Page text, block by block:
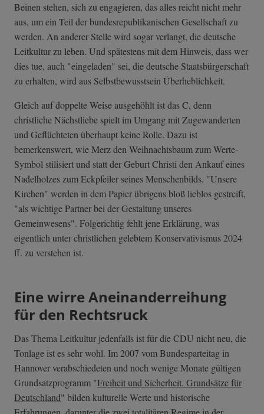
Beinen stehen, sich zu engagieren, das alles reicht nicht mehr
aus, um ein Teil der bundesrepublikanischen Gesellschaft zu
werden. An anderer Stelle wird sogar verlangt, die deutsche
Leitkultur zu leben. Und spätestens mit dem Hinweis, dass wer
dies tue, auch "eingeladen" sei, die deutsche Staatsbürgerschaft
zu erhalten, wird aus Selbstbewusstsein Überheblichkeit.
Gleich auf doppelte Weise ausgehöhlt ist das C, denn
christliche Nächstliebe spielt im Umgang mit Zugewanderten
und Geflüchteten überhaupt keine Rolle. Dazu ist
bemerkenswert, wie Merz den Weihnachtsbaum zum Werte-
Symbol stilisiert und statt der Geburt Christi den Ankauf eines
Nadelholzes zum Eckpfeiler seines Menschenbilds. "Unsere
Kirchen" werden in dem Papier übrigens bloß lieblos gestreift,
"als wichtige Partner bei der Gestaltung unseres
Gemeinwesens". Folgerichtig fehlt jene Erklärung, was
eigentlich unter christlichen gelebtem Konservativismus 2024
ff. zu verstehen ist.
Eine wirre Aneinanderreihung
für den Rechtsruck
Das Thema Leitkultur jedenfalls ist für die CDU nicht neu, die
Tonlage ist es sehr wohl. Im 2007 vom Bundesparteitag in
Hannover verabschiedeten und noch wenige Monate gültigen
Grundsatzprogramm "Freiheit und Sicherheit. Grundsätze für
Deutschland" bilden kulturelle Werte und historische